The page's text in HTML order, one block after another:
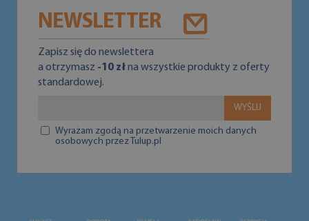
NEWSLETTER
Zapisz się do newslettera
a otrzymasz -10 złna wszystkie produkty z oferty
standardowej.
WYŚLIJ
Wyrażam zgodą na przetwarzenie moich danych
osobowych przez Tulup.pl